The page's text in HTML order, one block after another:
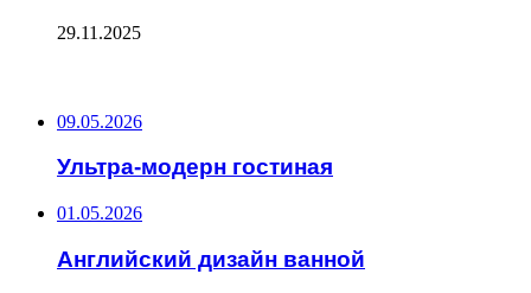
29.11.2025
09.05.2026
Ультра-модерн гостиная
01.05.2026
Английский дизайн ванной